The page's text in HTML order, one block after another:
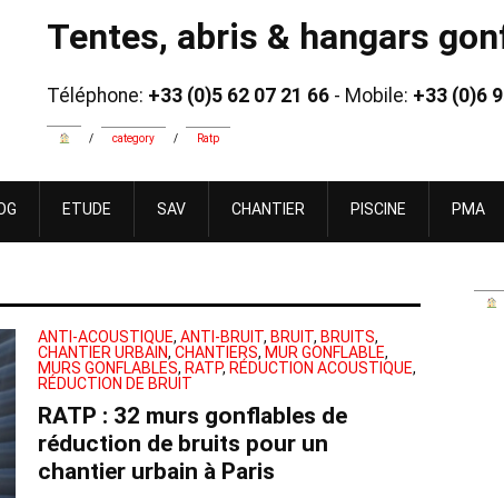
Tentes, abris & hangars
Téléphone: +33 (0)5 62 07 21 66 - Mobile: +33 (0)6
/ category / Ratp
ETUDE SAV CHANTIER PISCINE PMA
ANTI-ACOUSTIQUE, ANTI-BRUIT, BRUIT, BRUITS,
CHANTIER URBAIN, CHANTIERS, MUR GONFLABLE,
MURS GONFLABLES, RATP, RÉDUCTION ACOUSTIQUE,
RÉDUCTION DE BRUIT
RATP : 32 murs gonflables de
réduction de bruits pour un
chantier urbain à Paris